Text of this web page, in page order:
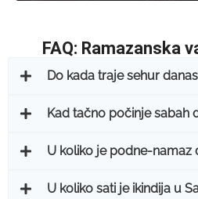
FAQ: Ramazanska
Do kada traje sehur
Kad tačno počinje sabah
U koliko je podne-namaz
U koliko sati je ikindija u